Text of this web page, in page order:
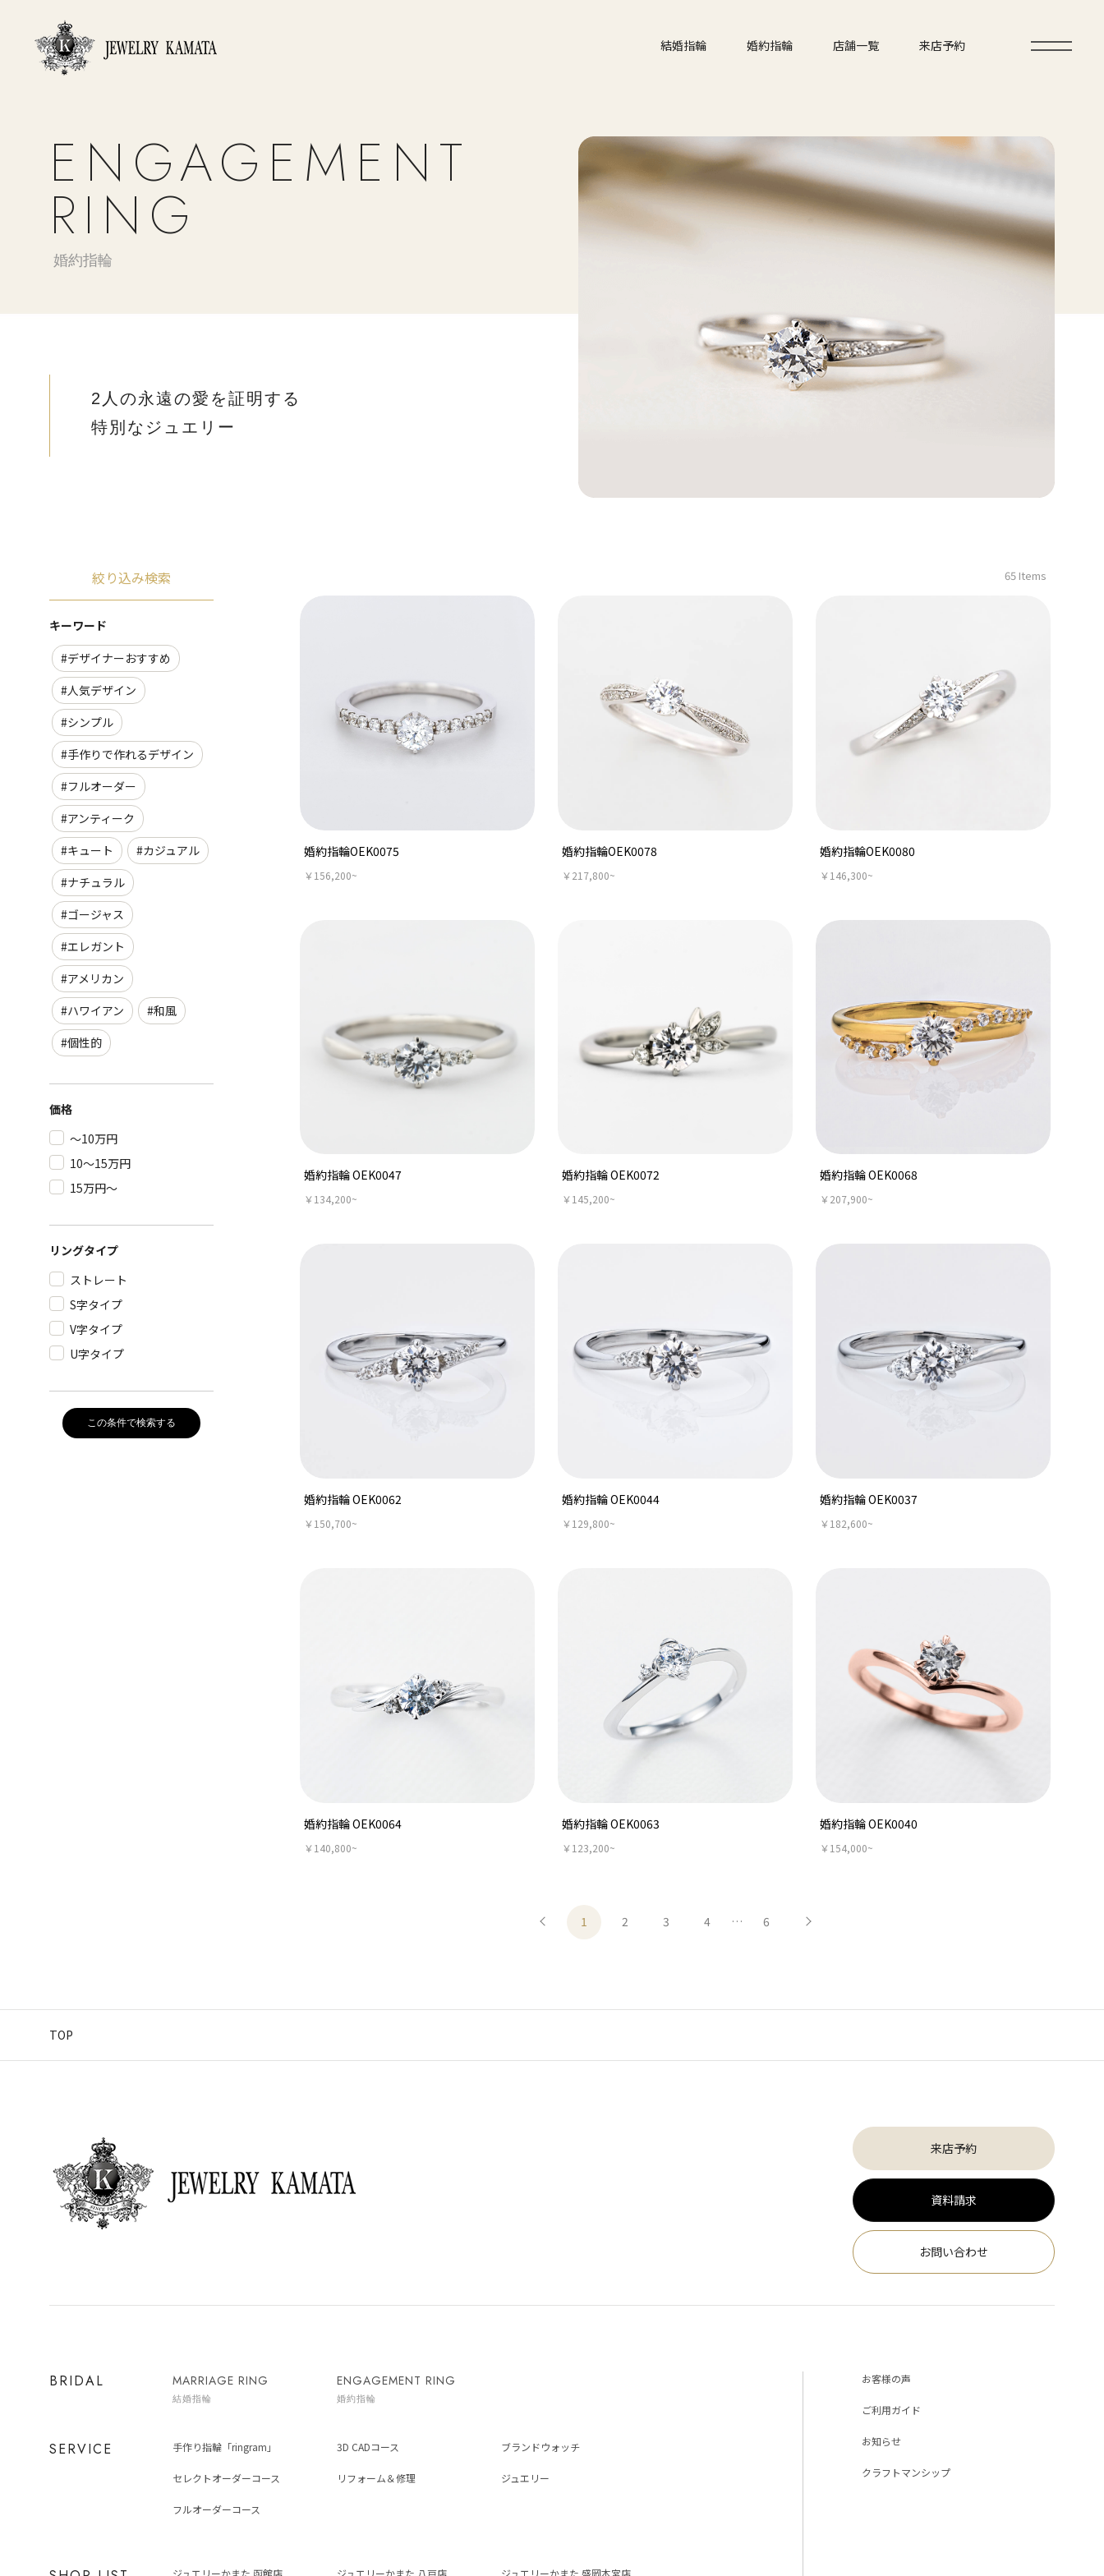
結婚指輪 婚約指輪 店舗一覧 来店予約
ENGAGEMENT
RING
婚約指輪
2人の永遠の愛を証明する
特別なジュエリー
絞り込み検索
キーワード
#デザイナーおすすめ
#人気デザイン
#シンプル
#手作りで作れるデザイン
#フルオーダー
#アンティーク
#キュート
#カジュアル
#ナチュラル
#ゴージャス
#エレガント
#アメリカン
#ハワイアン
#和風
#個性的
価格
～10万円
10～15万円
15万円～
リングタイプ
ストレート
S字タイプ
V字タイプ
U字タイプ
この条件で検索する
65 Items
婚約指輪OEK0075
￥156,200~
婚約指輪OEK0078
￥217,800~
婚約指輪OEK0080
￥146,300~
婚約指輪 OEK0047
￥134,200~
婚約指輪 OEK0072
￥145,200~
婚約指輪 OEK0068
￥207,900~
婚約指輪 OEK0062
￥150,700~
婚約指輪 OEK0044
￥129,800~
婚約指輪 OEK0037
￥182,600~
婚約指輪 OEK0064
￥140,800~
婚約指輪 OEK0063
￥123,200~
婚約指輪 OEK0040
￥154,000~
1 2 3 4 … 6
TOP
来店予約
資料請求
お問い合わせ
BRIDAL MARRIAGE RING
結婚指輪
ENGAGEMENT RING
婚約指輪
SERVICE 手作り指輪「ringram」
セレクトオーダーコース
フルオーダーコース
3D CADコース
リフォーム＆修理
ブランドウォッチ
ジュエリー
ジュエリーかまた 函館店 ジュエリーかまた 八戸店 ジュエリーかまた 盛岡本宮店
お客様の声
ご利用ガイド
お知らせ
クラフトマンシップ